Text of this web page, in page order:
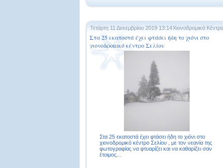
Τετάρτη 11 Δεκεμβρίου 2019 13:14Χιονοδρομικά Κέντρα
Στα 25 εκατοστά έχει φτάσει ήδη το χιόνι στο
χιονοδρομικό κέντρο Σελίου
Στα 25 εκατοστά έχει φτάσει ήδη το χιόνι στο
χιονοδρομικό κέντρο Σελίου , με τον νεανία της
φωτογραφίας να φτυαρίζει και να καθαρίζει σαν
έτοιμος...